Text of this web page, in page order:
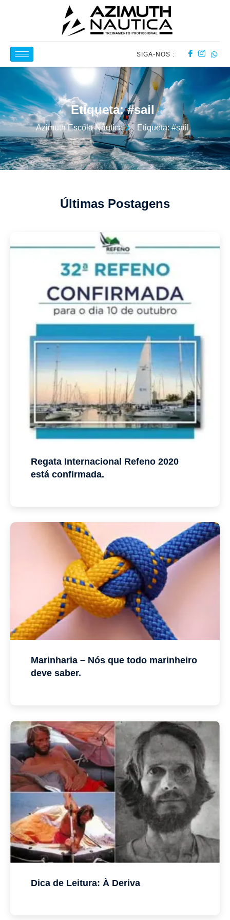
SIGA-NOS :
Etiqueta: #sail
Azimuth Escola Náutica Etiqueta: #sail
Últimas Postagens
Regata Internacional Refeno 2020
está confirmada.
Marinharia – Nós que todo marinheiro
deve saber.
Dica de Leitura: À Deriva